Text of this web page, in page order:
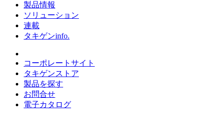
製品情報
ソリューション
連載
タキゲンinfo.
コーポレートサイト
タキゲンストア
製品を探す
お問合せ
電子カタログ